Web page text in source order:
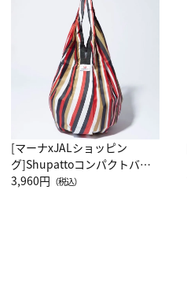
[マーナxJALショッピン
グ]Shupattoコンパクトバッ
グ Drop JAL客室乗務員
3,960円 （税込）